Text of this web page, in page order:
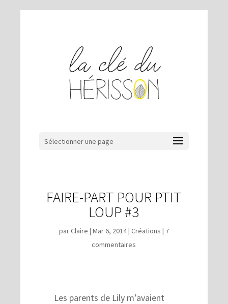
Sélectionner une page
FAIRE-PART POUR PTIT
LOUP #3
parClaire | Mar 6, 2014| Créations | 7
commentaires
Les parents de Lily m’avaient